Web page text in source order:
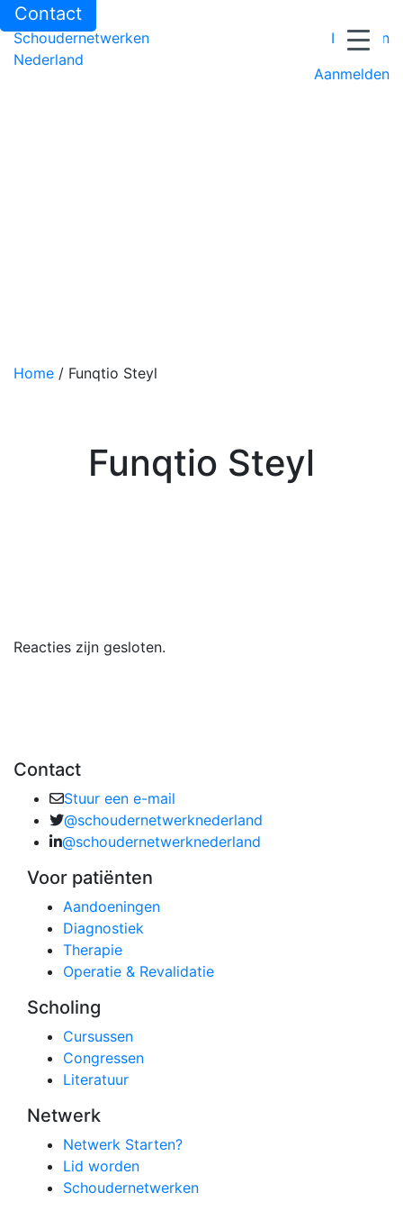
Contact
Schoudernetwerken
Nederland
Inloggen
Aanmelden
Home / Funqtio Steyl
Funqtio Steyl
Reacties zijn gesloten.
Contact
Stuur een e-mail
@schoudernetwerknederland
@schoudernetwerknederland
Voor patiënten
Aandoeningen
Diagnostiek
Therapie
Operatie & Revalidatie
Scholing
Cursussen
Congressen
Literatuur
Netwerk
Netwerk Starten?
Lid worden
Schoudernetwerken